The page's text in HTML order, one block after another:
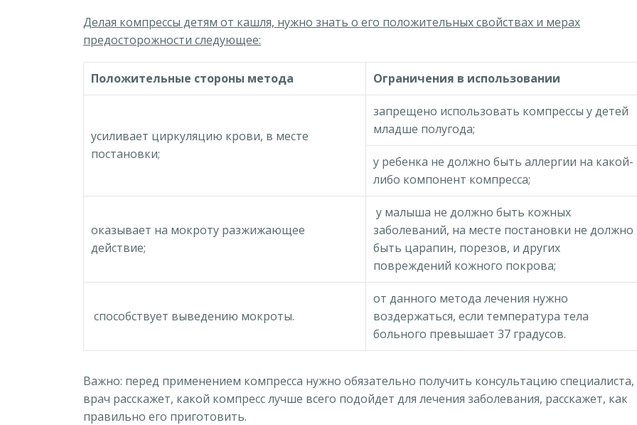
Делая компрессы детям от кашля, нужно знать о его положительных свойствах и мерах
предосторожности следующее:
Положительные стороны метода Ограничения в использовании
усиливает циркуляцию крови, в месте
постановки;
запрещено использовать компрессы у детей
младше полугода;
у ребенка не должно быть аллергии на какой-
либо компонент компресса;
оказывает на мокроту разжижающее
действие;
у малыша не должно быть кожных
заболеваний, на месте постановки не должно
быть царапин, порезов, и других
повреждений кожного покрова;
способствует выведению мокроты.
от данного метода лечения нужно
воздержаться, если температура тела
больного превышает 37 градусов.
Важно: перед применением компресса нужно обязательно получить консультацию специалиста,
врач расскажет, какой компресс лучше всего подойдет для лечения заболевания, расскажет, как
правильно его приготовить.